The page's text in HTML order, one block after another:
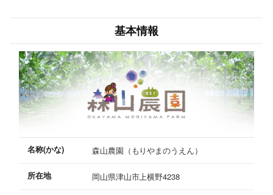
基本情報
名称(かな) 森山農園（もりやまのうえん）
所在地 岡山県津山市上横野4238